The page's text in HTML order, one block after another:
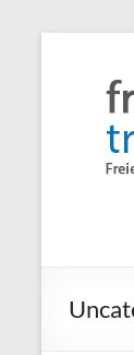
Freies